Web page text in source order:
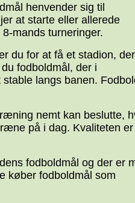
henvender sig til
at starte eller allerede
mands turneringer.
du for at få et stadion,
fodboldmål, der i
langs banen.
nemt kan beslutte,
på i dag. Kvaliteten
fodboldmål og der er
køber fodboldmål som